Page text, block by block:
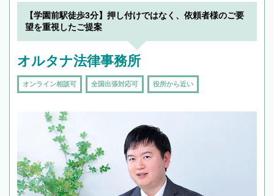
【学園前駅徒歩3分】押し付けではなく、依頼者様のご要
望を重視したご提案
オルタナ法律事務所
オンライン相談可 全国出張対応可 役所から近い